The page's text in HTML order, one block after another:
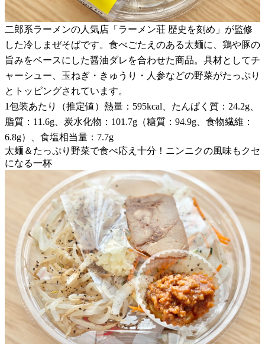
二郎系ラーメンの人気店「ラーメン荘 歴史を刻め」が監修
した冷しまぜそばです。食べごたえのある太麺に、鶏や豚の
旨みをベースにした醤油ダレを合わせた商品。具材としてチ
ャーシュー、玉ねぎ・きゅうり・人参などの野菜がたっぷり
とトッピングされています。
1包装あたり（推定値）熱量：595kcal、たんぱく質：24.2g、
脂質：11.6g、炭水化物：101.7g（糖質：94.9g、食物繊維：
6.8g）、食塩相当量：7.7g
太麺＆たっぷり野菜で食べ応え十分！ニンニクの風味もクセ
になる一杯